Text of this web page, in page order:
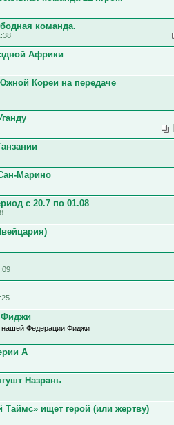
команда.
Африки
Кореи на передаче
Марино
с 20.7 по 01.08
Федерации Фиджи
А
Назрань
Таймс» ищет герой (или жертву)